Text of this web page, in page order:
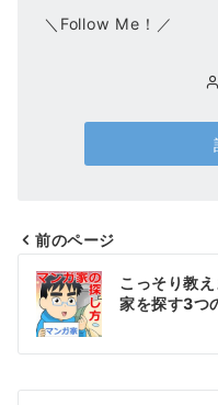
＼Follow Me！／
投
稿
ナ
ビ
前のページ
こっそり教
家を探す3つ